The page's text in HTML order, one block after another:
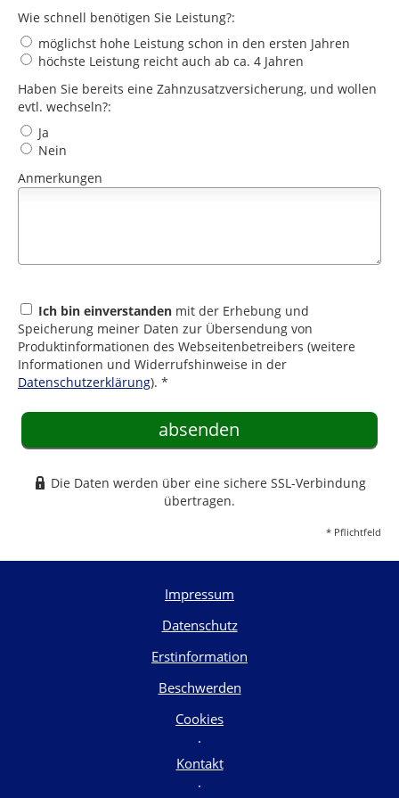
Wie schnell benötigen Sie Leistung?:
möglichst hohe Leistung schon in den ersten Jahren
höchste Leistung reicht auch ab ca. 4 Jahren
Haben Sie bereits eine Zahnzusatzversicherung, und wollen
evtl. wechseln?:
Ja
Nein
Anmerkungen
Ich bin einverstanden mit der Erhebung und
Speicherung meiner Daten zur Übersendung von
Produktinformationen des Webseitenbetreibers (weitere
Informationen und Widerrufshinweise in der
Datenschutzerklärung). *
absenden
Die Daten werden über eine sichere SSL-Verbindung
übertragen.
* Pflichtfeld
Impressum
Datenschutz
Erstinformation
Beschwerden
Cookies
·
Kontakt
·